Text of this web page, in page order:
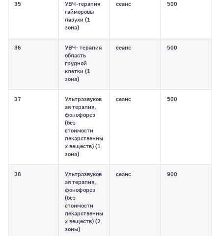
35
УВЧ-терапия
гайморовы
пазухи (1
зона)
сеанс 500
36
УВЧ- терапия
область
грудной
клетки (1
зона)
сеанс 500
37
Ультразвуков
ая терапия,
фонофорез
(без
стоимости
лекарственны
х веществ) (1
зона)
сеанс 500
38
Ультразвуков
ая терапия,
фонофорез
(без
стоимости
лекарственны
х веществ) (2
зоны)
сеанс 900